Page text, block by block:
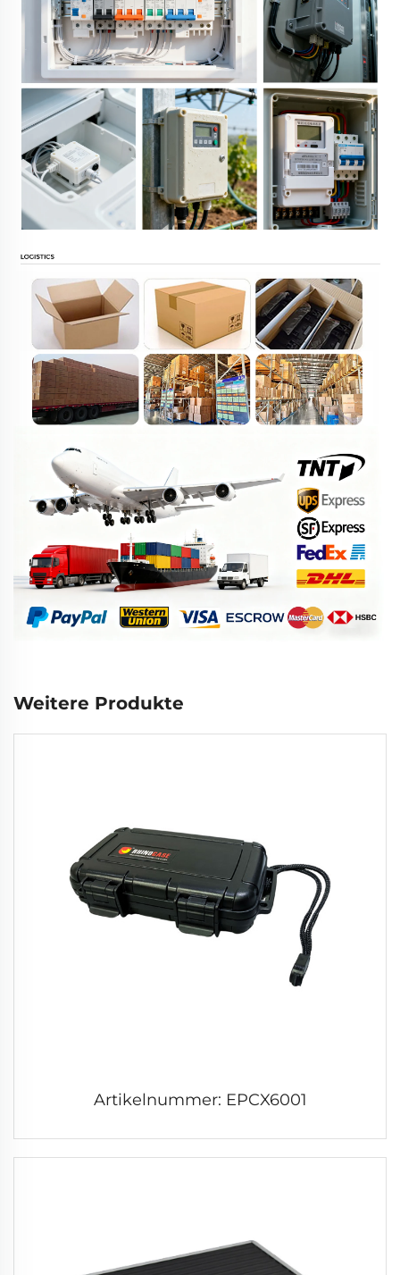
Weitere Produkte
Artikelnummer: EPCX6001